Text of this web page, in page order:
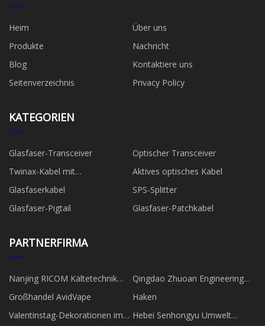
Heim
Über uns
Produkte
Nachricht
Blog
Kontaktiere uns
Seitenverzeichnis
Privacy Policy
KATEGORIEN
Glasfaser-Transceiver
Optischer Transceiver
Twinax-Kabel mit
Direktanschluss
Aktives optisches Kabel
Glasfaserkabel
SPS-Splitter
Glasfaser-Pigtail
Glasfaser-Patchkabel
PARTNERFIRMA
Nanjing RICOM Kältetechnik
Co., Ltd.
Qingdao Zhuoan Engineering
Technology Co., Ltd
Großhandel AvidVape
Haken
Valentinstag-Dekorationen im
Hebei Senhongyu Umwelt